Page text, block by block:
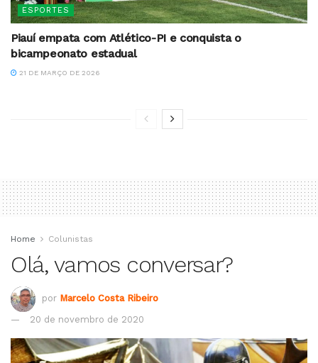
ESPORTES
Piauí empata com Atlético-PI e conquista o
bicampeonato estadual
21 DE MARÇO DE 2026
Home Colunistas
Olá, vamos conversar?
por Marcelo Costa Ribeiro
20 de novembro de 2020